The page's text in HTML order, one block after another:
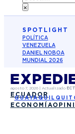
×
SPOTLIGHT
POLÍTICA
VENEZUELA
DANIEL NOBOA
MUNDIAL 2026
agosto 7, 2026| Actualizado ECT
ECUADOR
GUAYAQUIL
ECONOMÍA